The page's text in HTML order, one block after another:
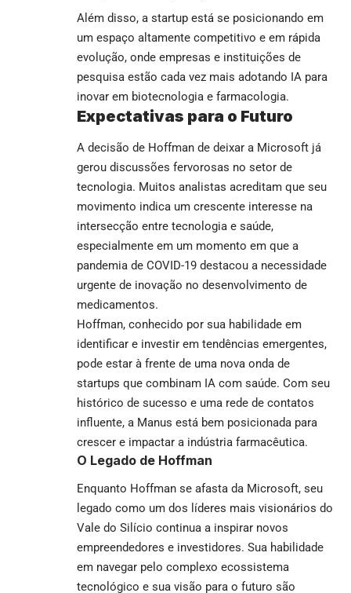
Além disso, a startup está se posicionando em
um espaço altamente competitivo e em rápida
evolução, onde empresas e instituições de
pesquisa estão cada vez mais adotando IA para
inovar em biotecnologia e farmacologia.
Expectativas para o Futuro
A decisão de Hoffman de deixar a Microsoft já
gerou discussões fervorosas no setor de
tecnologia. Muitos analistas acreditam que seu
movimento indica um crescente interesse na
intersecção entre tecnologia e saúde,
especialmente em um momento em que a
pandemia de COVID-19 destacou a necessidade
urgente de inovação no desenvolvimento de
medicamentos.
Hoffman, conhecido por sua habilidade em
identificar e investir em tendências emergentes,
pode estar à frente de uma nova onda de
startups que combinam IA com saúde. Com seu
histórico de sucesso e uma rede de contatos
influente, a Manus está bem posicionada para
crescer e impactar a indústria farmacêutica.
O Legado de Hoffman
Enquanto Hoffman se afasta da Microsoft, seu
legado como um dos líderes mais visionários do
Vale do Silício continua a inspirar novos
empreendedores e investidores. Sua habilidade
em navegar pelo complexo ecossistema
tecnológico e sua visão para o futuro são